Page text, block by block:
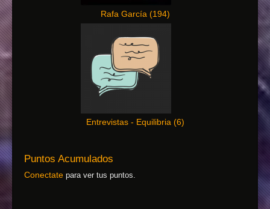
Rafa García (194)
Entrevistas - Equilibria (6)
Puntos Acumulados
Conectate para ver tus puntos.